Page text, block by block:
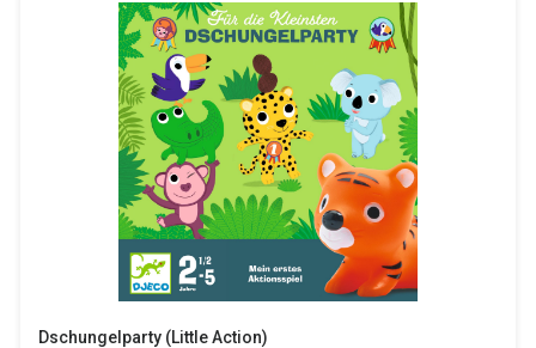
Mini Blechtröten Funky Party (12 Stk Im Display)
Dschungelparty (little Action)